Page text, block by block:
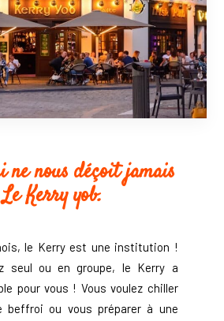
ne nous déçoit jamais
Kerry yob.
le Kerry est une institution !
seul ou en groupe, le Kerry a
pour vous ! Vous voulez chiller
beffroi ou vous préparer à une